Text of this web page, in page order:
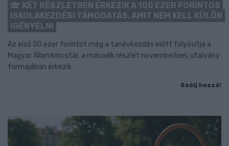
KÉT RÉSZLETBEN ÉRKEZIK A 100 EZER FORINTOS
ISKOLAKEZDÉSI TÁMOGATÁS, AMIT NEM KELL KÜLÖN
IGÉNYELNI
Az első 50 ezer forintot még a tanévkezdés előtt folyósítja a
Magyar Államkincstár, a második részlet novemberben, utalvány
formájában érkezik.
Szólj hozzá!